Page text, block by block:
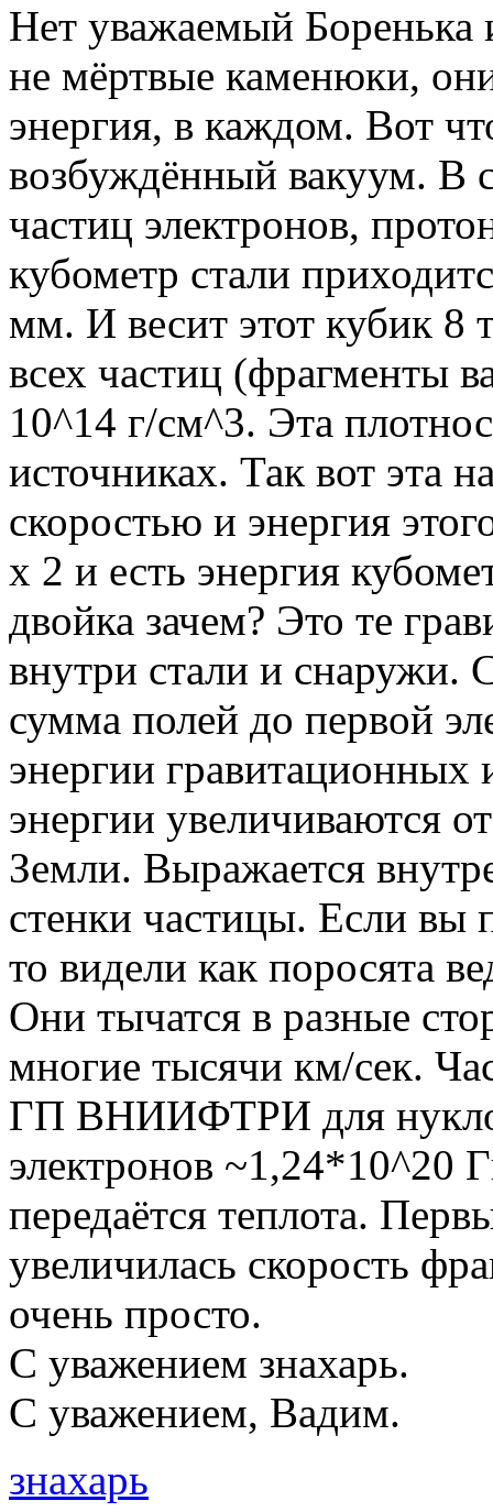
Нет уважаемый Боренька
не мёртвые каменюки,
энергия, в каждом. Вот
возбуждённый вакуум. В
частиц электронов,
кубометр стали
мм. И весит этот кубик 8
всех частиц (фрагменты
10^14 г/см^3. Эта
источниках. Так вот эта
скоростью и энергия
x 2 и есть энергия
двойка зачем? Это те
внутри стали и снаружи.
сумма полей до первой
энергии гравитационных
энергии увеличиваются
Земли. Выражается
стенки частицы. Если вы
то видели как поросята
Они тычатся в разные
многие тысячи км/сек.
ГП ВНИИФТРИ для
электронов ~1,24*10^20
передаётся теплота.
увеличилась скорость
очень просто.
С уважением знахарь.
С уважением, Вадим.
знахарь